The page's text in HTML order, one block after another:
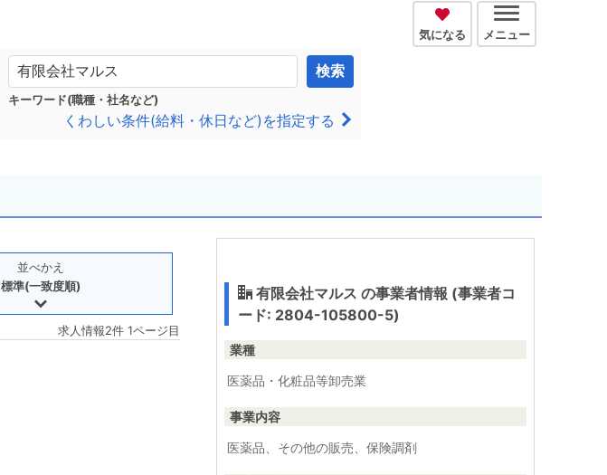
気になる メニュー
キーワード(職種・社名など)
検索
くわしい条件(給料・休日など)を指定する
並べかえ
標準(一致度順)
求人情報2件 1ページ目
有限会社マルス の事業者情報 (事業者コ
ード: 2804-105800-5)
業種
医薬品・化粧品等卸売業
事業内容
医薬品、その他の販売、保険調剤